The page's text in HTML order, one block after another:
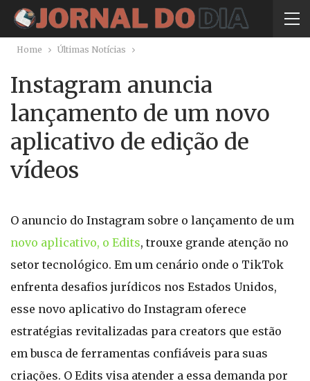
Home Últimas Notícias
Instagram anuncia
lançamento de um novo
aplicativo de edição de
vídeos
O anuncio do Instagram sobre o lançamento de um
novo aplicativo, o Edits, trouxe grande atenção no
setor tecnológico. Em um cenário onde o TikTok
enfrenta desafios jurídicos nos Estados Unidos,
esse novo aplicativo do Instagram oferece
estratégias revitalizadas para creators que estão
em busca de ferramentas confiáveis para suas
criações. O Edits visa atender a essa demanda por